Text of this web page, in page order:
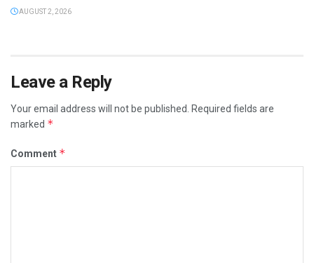
AUGUST 2, 2026
Leave a Reply
Your email address will not be published.
Required fields are
marked *
Comment *